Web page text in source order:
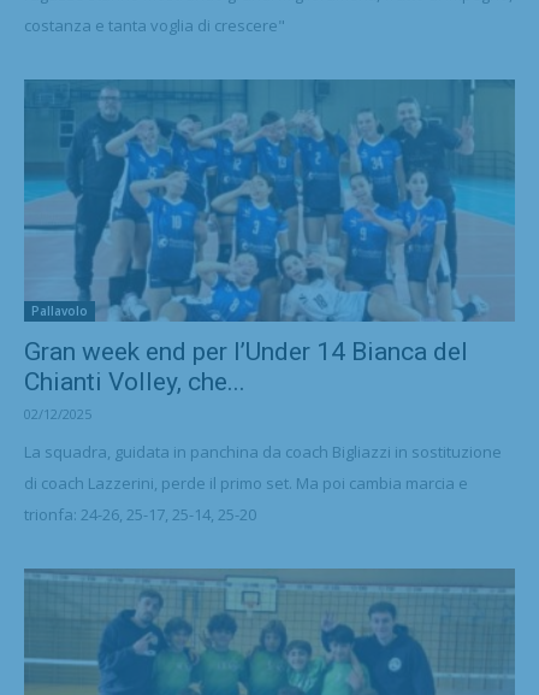
costanza e tanta voglia di crescere"
Pallavolo
Gran week end per l’Under 14 Bianca del
Chianti Volley, che...
02/12/2025
La squadra, guidata in panchina da coach Bigliazzi in sostituzione
di coach Lazzerini, perde il primo set. Ma poi cambia marcia e
trionfa: 24-26, 25-17, 25-14, 25-20